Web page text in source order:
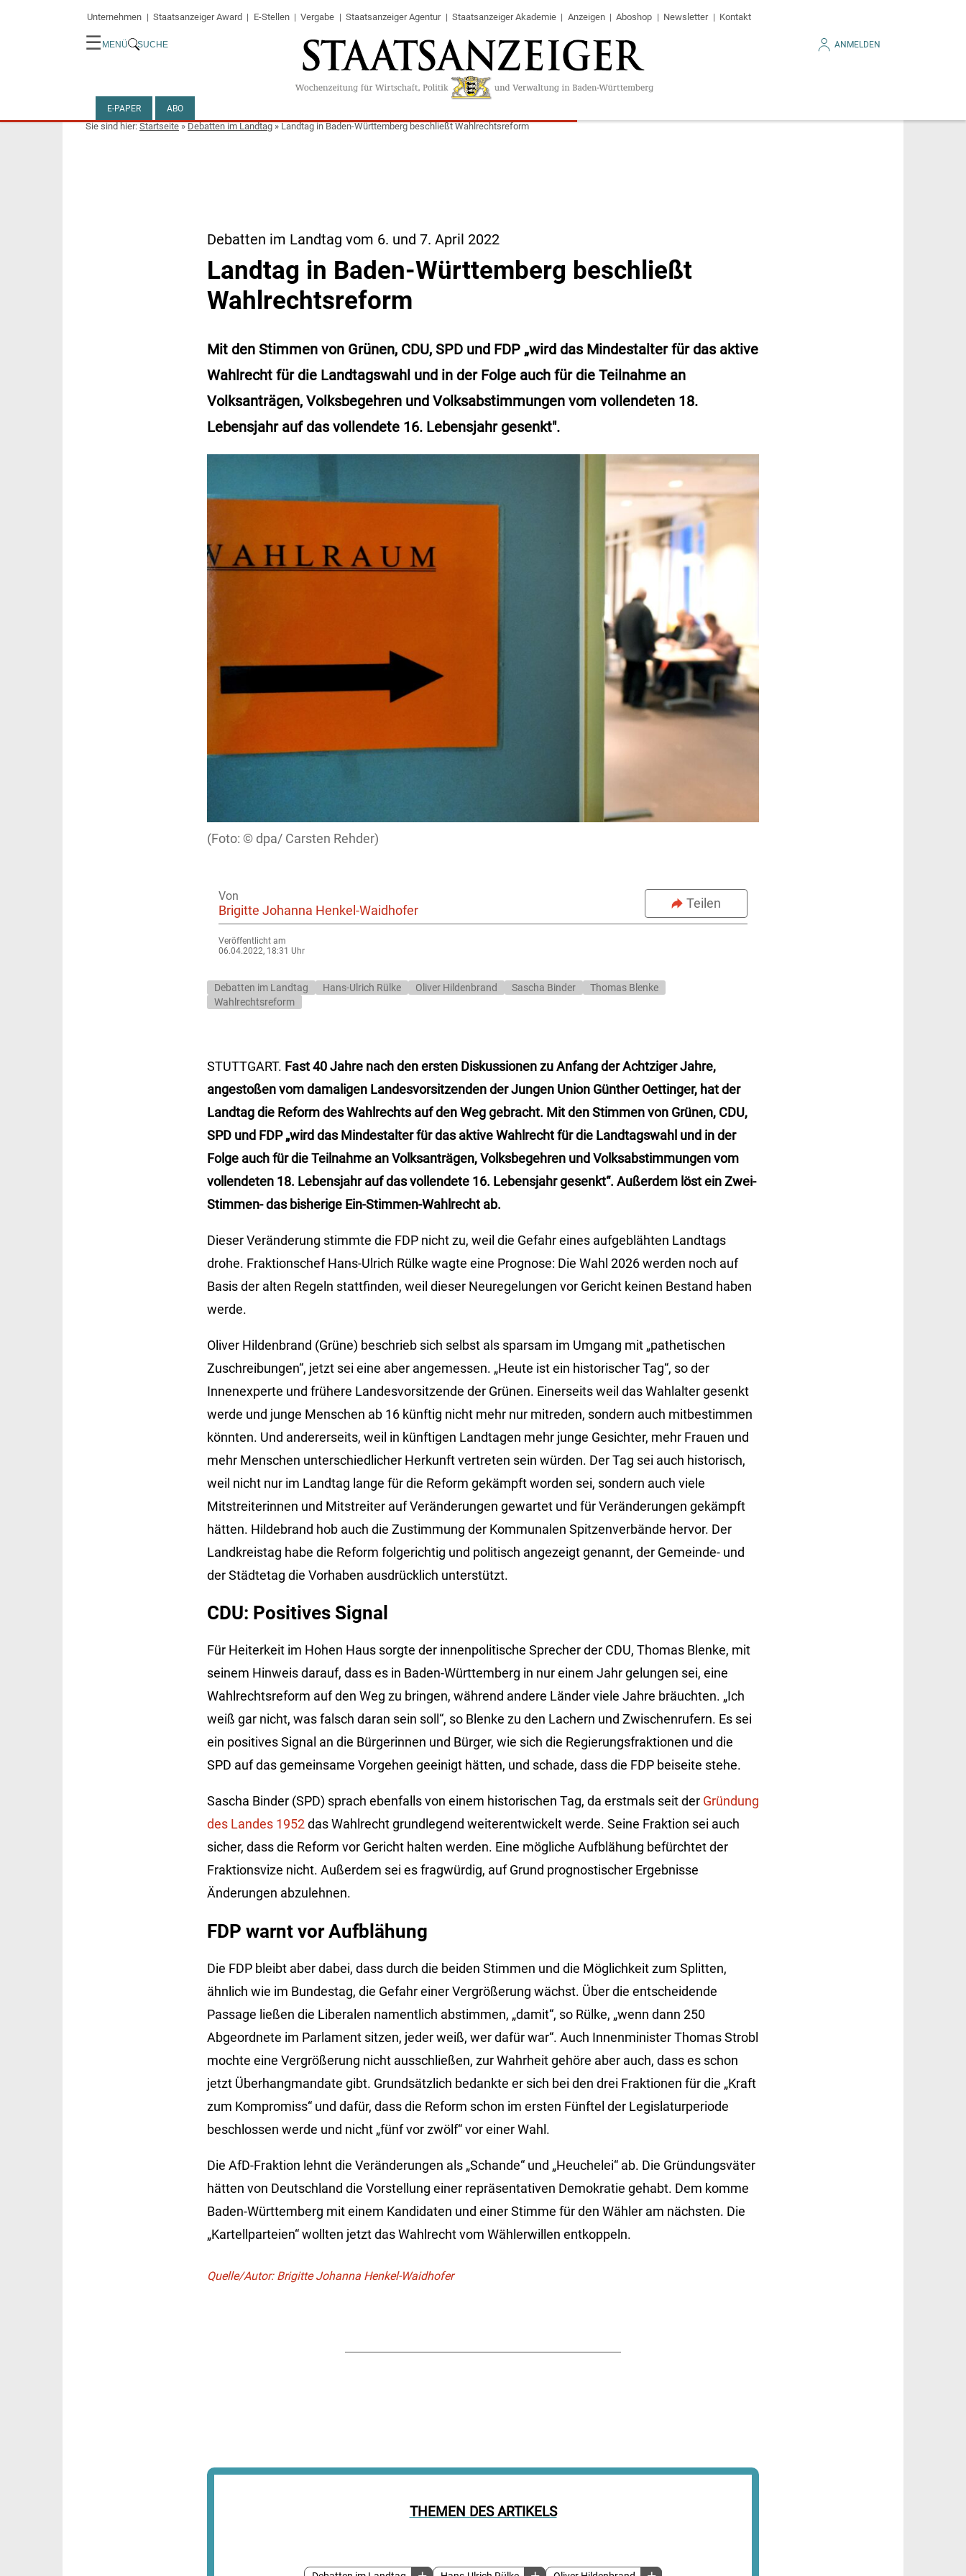
Unternehmen Staatsanzeiger Award E-Stellen Vergabe Staatsanzeiger Agentur Staatsanzeiger Akademie Anzeigen Aboshop Newsletter Kontakt
☰ MENÜ SUCHE ANMELDEN
E-PAPER ABO
Startseite»Debatten im Landtag»Landtag in Baden-Württemberg beschließt Wahlrechtsreform
THEMEN DES ARTIKELS
Debatten im Landtag vom 6. und 7. April 2022
Landtag in Baden-Württemberg beschließt
Wahlrechtsreform
Mit den Stimmen von Grünen, CDU, SPD und FDP „wird das Mindestalter für das aktive
Wahlrecht für die Landtagswahl und in der Folge auch für die Teilnahme an
Volksanträgen, Volksbegehren und Volksabstimmungen vom vollendeten 18.
Lebensjahr auf das vollendete 16. Lebensjahr gesenkt".
dpa/ Carsten Rehder)
Von
Brigitte Johanna Henkel-Waidhofer Teilen
Veröffentlicht am
06.04.2022, 18:31 Uhr
Debatten im Landtag Hans-Ulrich Rülke Oliver Hildenbrand Sascha Binder
Thomas Blenke
Wahlrechtsreform
STUTTGART. Fast 40 Jahre nach den ersten Diskussionen zu Anfang der Achtziger Jahre,
angestoßen vom damaligen Landesvorsitzenden der Jungen Union Günther Oettinger, hat der
Landtag die Reform des Wahlrechts auf den Weg gebracht. Mit den Stimmen von Grünen, CDU,
SPD und FDP „wird das Mindestalter für das aktive Wahlrecht für die Landtagswahl und in der
Folge auch für die Teilnahme an Volksanträgen, Volksbegehren und Volksabstimmungen vom
vollendeten 18. Lebensjahr auf das vollendete 16. Lebensjahr gesenkt“. Außerdem löst ein Zwei-
Stimmen- das bisherige Ein-Stimmen-Wahlrecht ab.
Dieser Veränderung stimmte die FDP nicht zu, weil die Gefahr eines aufgeblähten Landtags
drohe. Fraktionschef Hans-Ulrich Rülke wagte eine Prognose: Die Wahl 2026 werden noch auf
Basis der alten Regeln stattfinden, weil dieser Neuregelungen vor Gericht keinen Bestand haben
werde.
Oliver Hildenbrand (Grüne) beschrieb sich selbst als sparsam im Umgang mit „pathetischen
Zuschreibungen“, jetzt sei eine aber angemessen. „Heute ist ein historischer Tag“, so der
Innenexperte und frühere Landesvorsitzende der Grünen. Einerseits weil das Wahlalter gesenkt
werde und junge Menschen ab 16 künftig nicht mehr nur mitreden, sondern auch mitbestimmen
könnten. Und andererseits, weil in künftigen Landtagen mehr junge Gesichter, mehr Frauen und
mehr Menschen unterschiedlicher Herkunft vertreten sein würden. Der Tag sei auch historisch,
weil nicht nur im Landtag lange für die Reform gekämpft worden sei, sondern auch viele
Mitstreiterinnen und Mitstreiter auf Veränderungen gewartet und für Veränderungen gekämpft
hätten. Hildebrand hob auch die Zustimmung der Kommunalen Spitzenverbände hervor. Der
Landkreistag habe die Reform folgerichtig und politisch angezeigt genannt, der Gemeinde- und
der Städtetag die Vorhaben ausdrücklich unterstützt.
CDU: Positives Signal
Für Heiterkeit im Hohen Haus sorgte der innenpolitische Sprecher der CDU, Thomas Blenke, mit
seinem Hinweis darauf, dass es in Baden-Württemberg in nur einem Jahr gelungen sei, eine
Wahlrechtsreform auf den Weg zu bringen, während andere Länder viele Jahre bräuchten. „Ich
weiß gar nicht, was falsch daran sein soll“, so Blenke zu den Lachern und Zwischenrufern. Es sei
ein positives Signal an die Bürgerinnen und Bürger, wie sich die Regierungsfraktionen und die
SPD auf das gemeinsame Vorgehen geeinigt hätten, und schade, dass die FDP beiseite stehe.
Sascha Binder (SPD) sprach ebenfalls von einem historischen Tag, da erstmals seit der Gründung
des Landes 1952das Wahlrecht grundlegend weiterentwickelt werde. Seine Fraktion sei auch
sicher, dass die Reform vor Gericht halten werden. Eine mögliche Aufblähung befürchtet der
Fraktionsvize nicht. Außerdem sei es fragwürdig, auf Grund prognostischer Ergebnisse
Änderungen abzulehnen.
FDP warnt vor Aufblähung
Die FDP bleibt aber dabei, dass durch die beiden Stimmen und die Möglichkeit zum Splitten,
ähnlich wie im Bundestag, die Gefahr einer Vergrößerung wächst. Über die entscheidende
Passage ließen die Liberalen namentlich abstimmen, „damit“, so Rülke, „wenn dann 250
Abgeordnete im Parlament sitzen, jeder weiß, wer dafür war“. Auch Innenminister Thomas Strobl
mochte eine Vergrößerung nicht ausschließen, zur Wahrheit gehöre aber auch, dass es schon
jetzt Überhangmandate gibt. Grundsätzlich bedankte er sich bei den drei Fraktionen für die „Kraft
zum Kompromiss“ und dafür, dass die Reform schon im ersten Fünftel der Legislaturperiode
beschlossen werde und nicht „fünf vor zwölf“ vor einer Wahl.
Die AfD-Fraktion lehnt die Veränderungen als „Schande“ und „Heuchelei“ ab. Die Gründungsväter
hätten von Deutschland die Vorstellung einer repräsentativen Demokratie gehabt. Dem komme
Baden-Württemberg mit einem Kandidaten und einer Stimme für den Wähler am nächsten. Die
„Kartellparteien“ wollten jetzt das Wahlrecht vom Wählerwillen entkoppeln.
Quelle/Autor: Brigitte Johanna Henkel-Waidhofer